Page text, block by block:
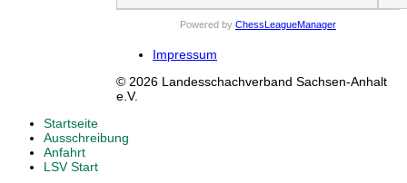
Powered by ChessLeagueManager
Impressum
© 2026 Landesschachverband Sachsen-Anhalt
e.V.
Startseite
Ausschreibung
Anfahrt
LSV Start